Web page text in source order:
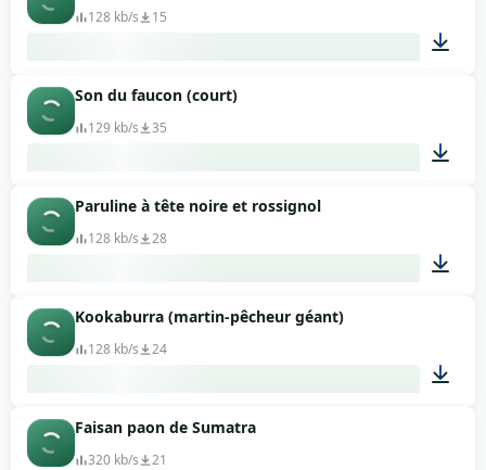
128 kb/s 15
Son du faucon (court)
129 kb/s 35
Paruline à tête noire et rossignol
128 kb/s 28
Kookaburra (martin-pêcheur géant)
128 kb/s 24
Faisan paon de Sumatra
320 kb/s 21